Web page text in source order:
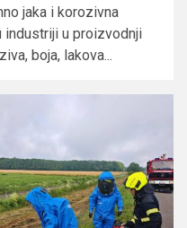
jaka i korozivna
industriji u proizvodnji
boja, lakova...